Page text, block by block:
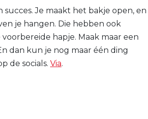
succes. Je maakt het bakje open, en
je hangen. Die hebben ook
hapje. Maak maar een
dan kun je nog maar één ding
de socials. Via.